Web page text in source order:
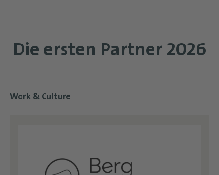
Die ersten Partner 2026
Work & Culture